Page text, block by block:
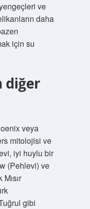
ve
daha
için su
diğer
mitolojisi ve
iyi huylu bir
(Pehlevi) ve
gibi